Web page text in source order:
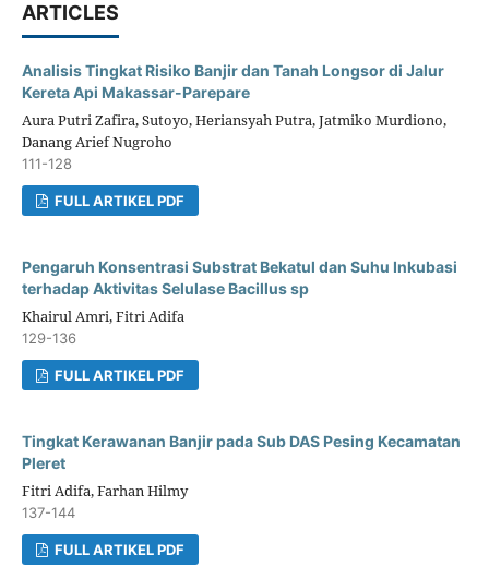
ARTICLES
Analisis Tingkat Risiko Banjir dan Tanah Longsor di Jalur
Kereta Api Makassar-Parepare
Aura Putri Zafira, Sutoyo, Heriansyah Putra, Jatmiko Murdiono,
Danang Arief Nugroho
111-128
FULL ARTIKEL PDF
Pengaruh Konsentrasi Substrat Bekatul dan Suhu Inkubasi
terhadap Aktivitas Selulase Bacillus sp
Khairul Amri, Fitri Adifa
129-136
FULL ARTIKEL PDF
Tingkat Kerawanan Banjir pada Sub DAS Pesing Kecamatan
Pleret
Fitri Adifa, Farhan Hilmy
137-144
FULL ARTIKEL PDF